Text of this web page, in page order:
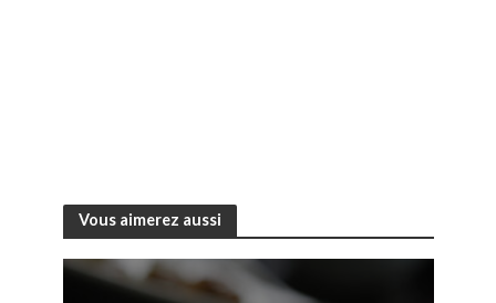
Vous aimerez aussi